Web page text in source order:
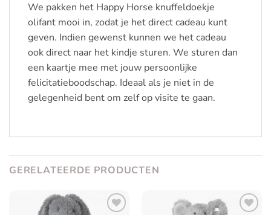
We pakken het Happy Horse knuffeldoekje
olifant mooi in, zodat je het direct cadeau kunt
geven. Indien gewenst kunnen we het cadeau
ook direct naar het kindje sturen. We sturen dan
een kaartje mee met jouw persoonlijke
felicitatieboodschap. Ideaal als je niet in de
gelegenheid bent om zelf op visite te gaan.
GERELATEERDE PRODUCTEN